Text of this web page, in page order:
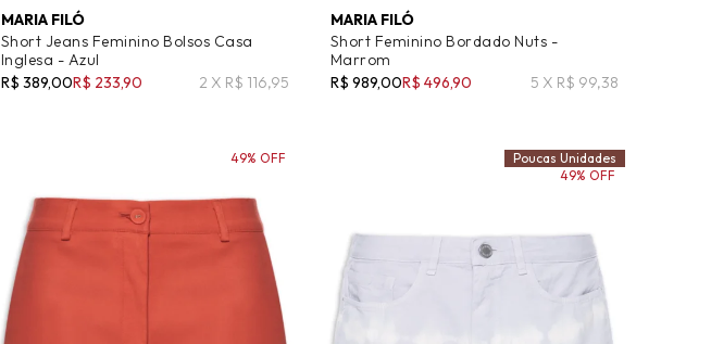
MARIA FILÓ
Short Jeans Feminino Bolsos Casa
Inglesa - Azul
R$ 389,00R$ 233,90 2 X R$ 116,95
MARIA FILÓ
Short Feminino Bordado Nuts -
Marrom
R$ 989,00R$ 496,90 5 X R$ 99,38
49% OFF
Poucas Unidades
49% OFF